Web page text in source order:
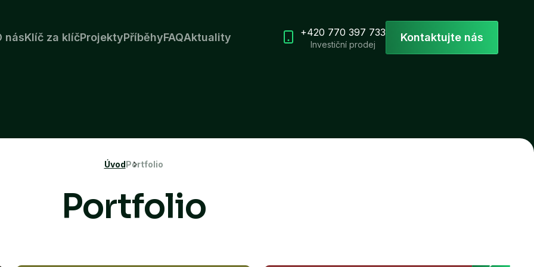
násKlíč za klíčProjektyPříběhyFAQAktuality +420 770 397 733
Investiční prodej
Kontaktujte nás
ÚvodPortfolio
Portfolio